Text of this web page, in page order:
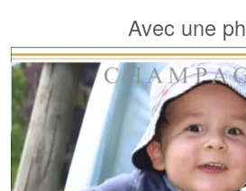
Avec une